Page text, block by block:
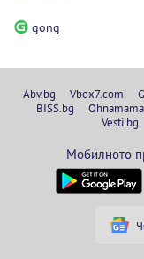
gong
Abv.bg Vbox7.com
BISS.bg
Vesti.bg
Мобилното